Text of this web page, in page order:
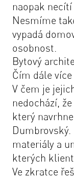
naopak
Nesmíme
vypadá
osobnost.
Bytový
Čím dále
V čem je
nedochází,
který
Dumbrovský.
materiály a
kterých
Ve zkratce